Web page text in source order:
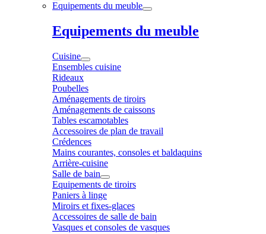
Equipements du meuble
Equipements du meuble
Cuisine
Ensembles cuisine
Rideaux
Poubelles
Aménagements de tiroirs
Aménagements de caissons
Tables escamotables
Accessoires de plan de travail
Crédences
Mains courantes, consoles et baldaquins
Arrière-cuisine
Salle de bain
Equipements de tiroirs
Paniers à linge
Miroirs et fixes-glaces
Accessoires de salle de bain
Vasques et consoles de vasques